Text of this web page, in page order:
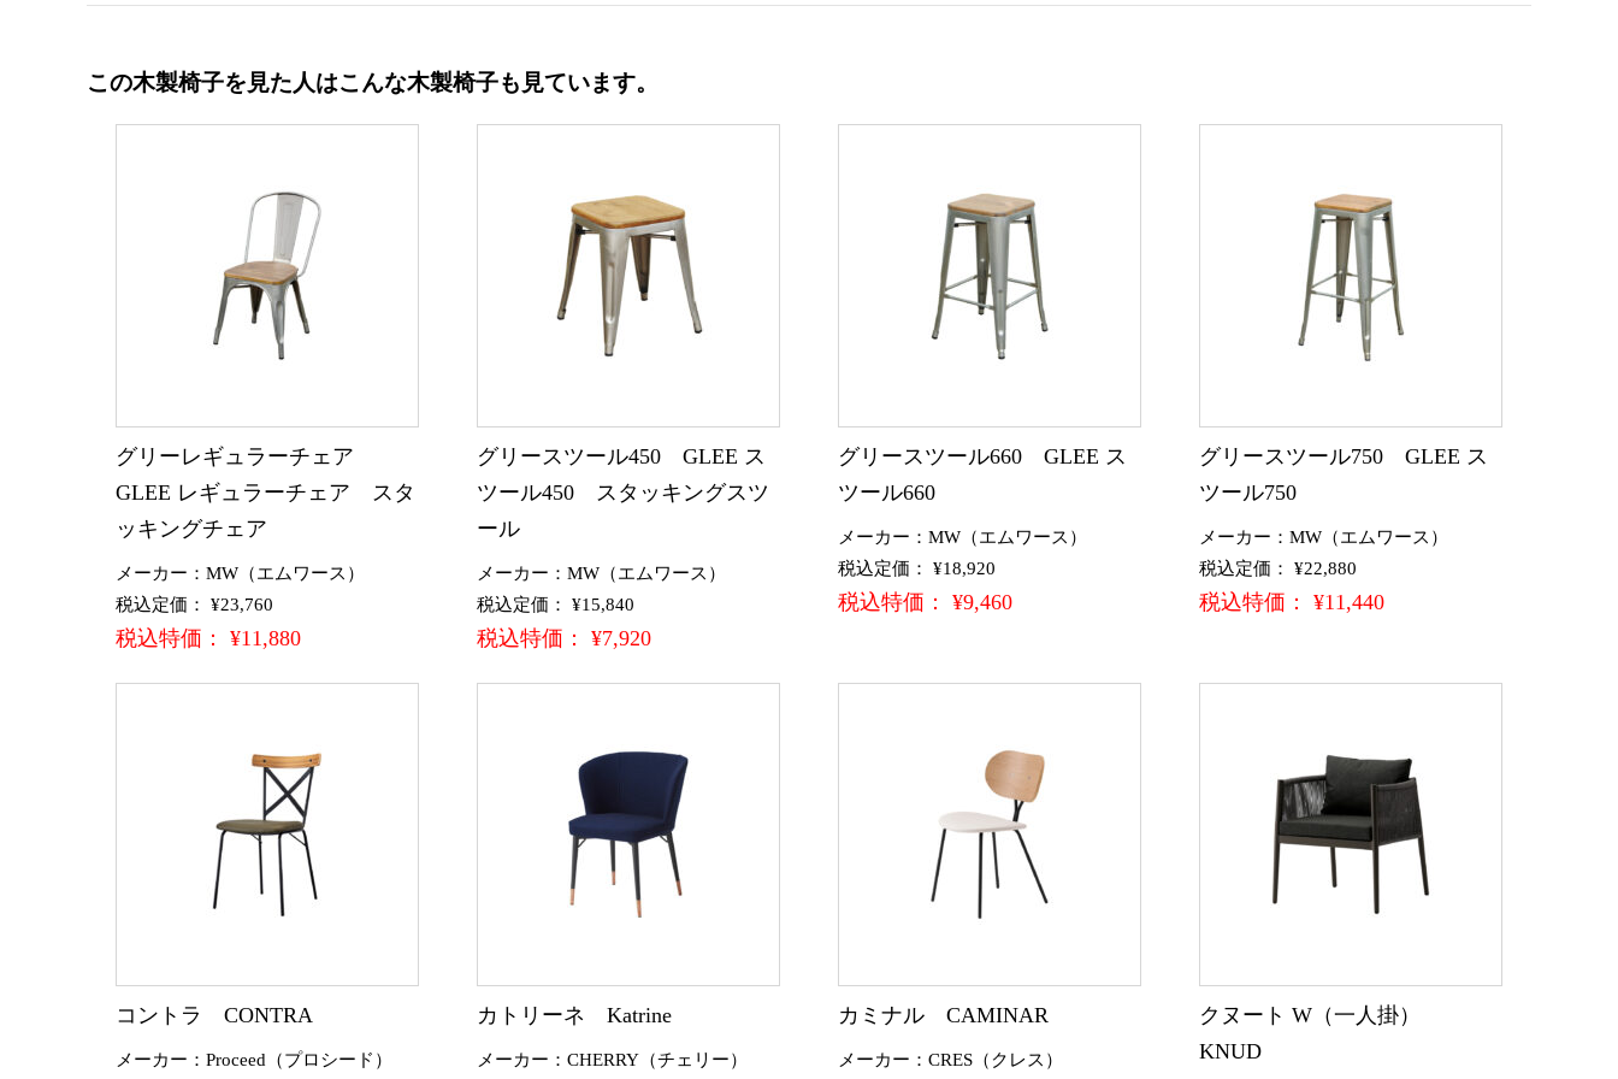
この木製椅子を見た人はこんな木製椅子も見ています。
グリーレギュラーチェア
GLEE レギュラーチェア スタ
ッキングチェア
メーカー：MW（エムワース）
税込定価： ¥23,760
税込特価： ¥11,880
グリースツール450 GLEE ス
ツール450 スタッキングスツ
ール
メーカー：MW（エムワース）
税込定価： ¥15,840
税込特価： ¥7,920
グリースツール660 GLEE ス
ツール660
メーカー：MW（エムワース）
税込定価： ¥18,920
税込特価： ¥9,460
グリースツール750 GLEE ス
ツール750
メーカー：MW（エムワース）
税込定価： ¥22,880
税込特価： ¥11,440
コントラ CONTRA
メーカー：Proceed（プロシード）
カトリーネ Katrine
メーカー：CHERRY（チェリー）
カミナル CAMINAR
メーカー：CRES（クレス）
クヌート W（一人掛）
KNUD